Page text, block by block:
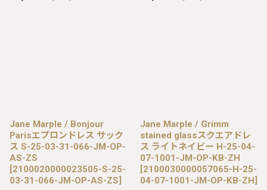
Jane Marple / Bonjour
Parisエプロンドレス サック
ス S-25-03-31-066-JM-OP-
AS-ZS
[2100020000023505-S-25-
03-31-066-JM-OP-AS-ZS]
Jane Marple / Grimm
stained glassスクエアドレ
ス ライトネイビー H-25-04-
07-1001-JM-OP-KB-ZH
[2100030000057065-H-25-
04-07-1001-JM-OP-KB-ZH]